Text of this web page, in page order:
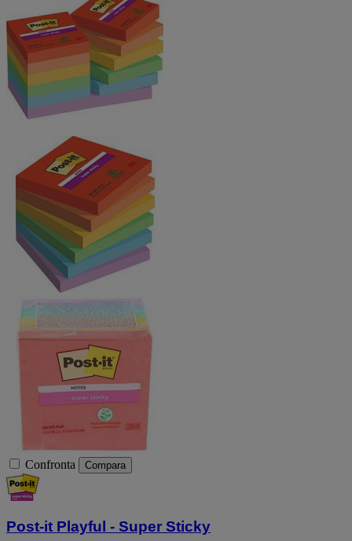
Confronta Compara
Post-it Playful - Super Sticky